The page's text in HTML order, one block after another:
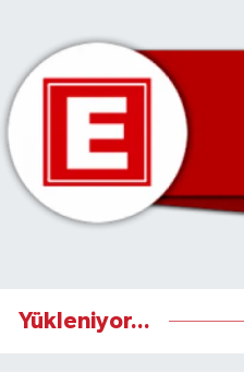
Yükleniyor...